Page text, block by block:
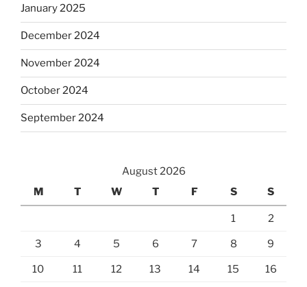
January 2025
December 2024
November 2024
October 2024
September 2024
August 2026
M
T W T F S S
1 2
3 4 5 6 7 8 9
10 11 12 13 14 15 16